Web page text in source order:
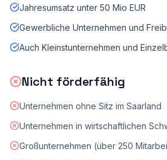
Jahresumsatz unter 50 Mio EUR
Gewerbliche Unternehmen und
Auch Kleinstunternehmen und
Nicht förderfähig
Unternehmen ohne Sitz im Saarland
Unternehmen in wirtschaftlichen
Großunternehmen (über 250